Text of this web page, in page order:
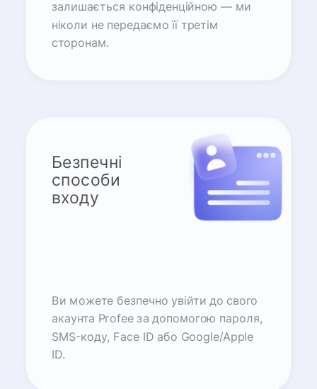
залишається конфіденційною — ми
ніколи не передаємо її третім
сторонам.
Безпечні
способи
входу
Ви можете безпечно увійти до свого
акаунта Profee за допомогою пароля,
SMS-коду, Face ID або Google/Apple
ID.